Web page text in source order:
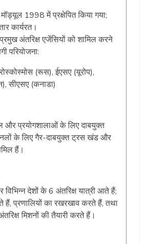
1998 में प्रक्षेपित किया गया;
कार्यरत।
अंतरिक्ष एजेंसियों को शामिल करने
परियोजना:
(रूस), ईएसए (यूरोप),
सीएसए (कनाडा)
प्रयोगशालाओं के लिए दाबयुक्त
के लिए गैर-दाबयुक्त ट्रस खंड और
हैं।
देशों के 6 अंतरिक्ष यात्री आते हैं;
हैं, प्रणालियों का रखरखाव करते हैं, तथा
मिशनों की तैयारी करते हैं।